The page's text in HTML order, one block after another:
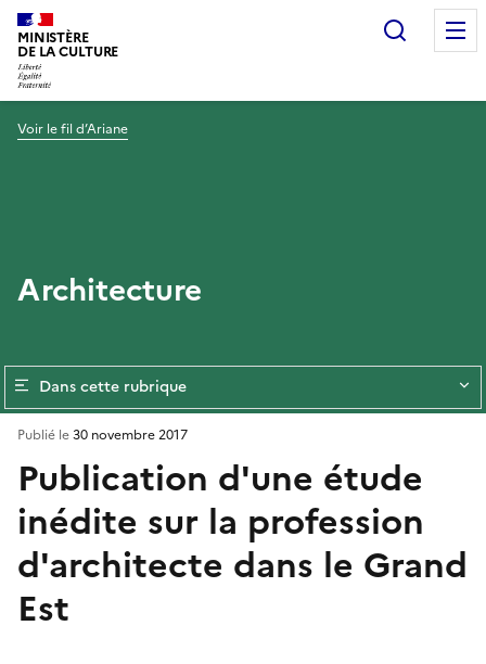
MINISTÈRE
DE LA CULTURE
Voir le fil d’Ariane
Architecture
Dans cette rubrique
Publication d'une étude
inédite sur la profession
d'architecte dans le Grand
Est
Publié le30 novembre 2017